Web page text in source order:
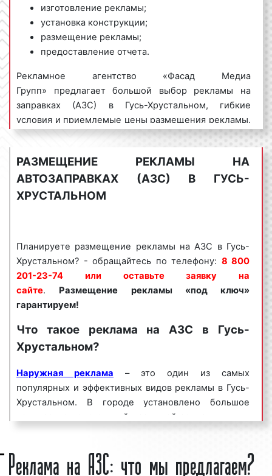
изготовление рекламы;
установка конструкции;
размещение рекламы;
предоставление отчета.
Рекламное агентство «Фасад Медиа
Групп» предлагает большой выбор рекламы на
заправках (АЗС) в Гусь-Хрустальном, гибкие
условия и приемлемые цены размещения рекламы.
За изготовлением и размещением рекламы на АЗС
в Гусь-Хрустальном обращайтесь по телефону: 8
800 201-23-74 или оставьте заявку на
сайте. Размещение рекламы «под ключ»
гарантируем!
гусевского бизнеса. Востребованность данного
вида рекламы объясняется целым рядом факторов:
разнообразие форматов;
высокая
большое кол-во конструкций;
хорошая видимость рекламы;
Как можно видеть, реклама на АЗС в Гусь-
Хрустальном является эффективным средством для
увеличения потока клиентов и повышения процента
продаж. Многие столичные клиенты нашего
(АЗС) для размещения рекламы на постоянной
основе.
РАЗМЕЩЕНИЕ РЕКЛАМЫ НА
АВТОЗАПРАВКАХ (АЗС) В ГУСЬ-
ХРУСТАЛЬНОМ
Планируете размещение рекламы на АЗС в Гусь-
Хрустальном? - обращайтесь по телефону: 8 800
201-23-74 или оставьте заявку на
сайте. Размещение рекламы «под ключ»
гарантируем!
Что такое реклама на АЗС в Гусь-
Хрустальном?
Наружная реклама – это один из самых
популярных и эффективных видов рекламы в Гусь-
Хрустальном. В городе установлено большое
количество конструкций наружной рекламы:
Каждый вид наружной рекламы обладает своими
Реклама на АЗС: что мы предлагаем?